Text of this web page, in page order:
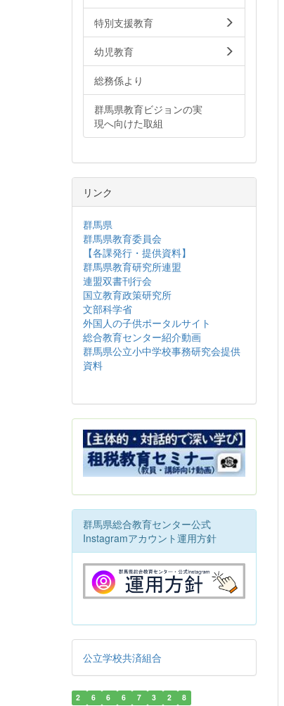
特別支援教育
幼児教育
総務係より
群馬県教育ビジョンの実
現へ向けた取組
リンク
群馬県
群馬県教育委員会
【各課発行・提供資料】
群馬県教育研究所連盟
連盟双書刊行会
国立教育政策研究所
文部科学省
外国人の子供ポータルサイト
総合教育センター紹介動画
群馬県公立小中学校事務研究会提供
資料
群馬県総合教育センター公式
Instagramアカウント運用方針
公立学校共済組合
2 6 6 6 7 3 2 8